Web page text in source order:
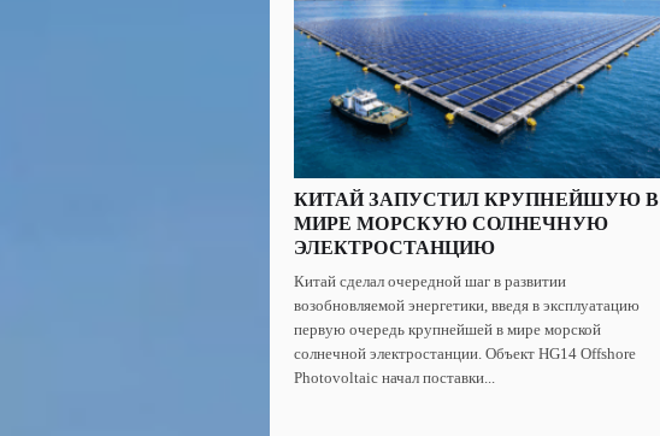
КИТАЙ ЗАПУСТИЛ КРУПНЕЙШУЮ В
МИРЕ МОРСКУЮ СОЛНЕЧНУЮ
ЭЛЕКТРОСТАНЦИЮ
Китай сделал очередной шаг в развитии
возобновляемой энергетики, введя в эксплуатацию
первую очередь крупнейшей в мире морской
солнечной электростанции. Объект HG14 Offshore
Photovoltaic начал поставки...